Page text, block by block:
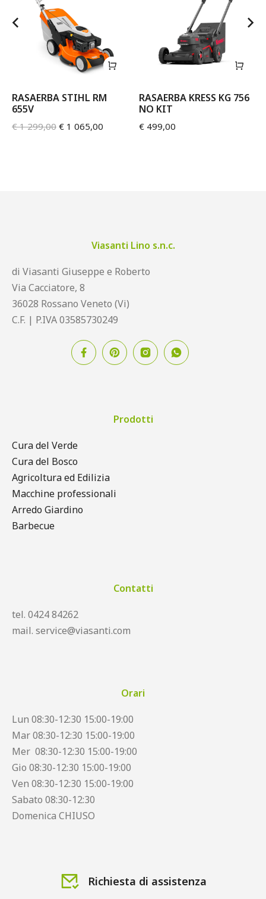
RASAERBA STIHL RM
655V
€1 299,00 € 1 065,00
RASAERBA KRESS KG 756
NO KIT
€ 499,00
Viasanti Lino s.n.c.
di Viasanti Giuseppe e Roberto
Via Cacciatore, 8
36028 Rossano Veneto (Vi)
C.F. | P.IVA 03585730249
Prodotti
Cura del Verde
Cura del Bosco
Agricoltura ed Edilizia
Macchine professionali
Arredo Giardino
Barbecue
Contatti
tel. 0424 84262
mail. service@viasanti.com
Orari
Lun 08:30-12:30 15:00-19:00
Mar 08:30-12:30 15:00-19:00
Mer 08:30-12:30 15:00-19:00
Gio 08:30-12:30 15:00-19:00
Ven 08:30-12:30 15:00-19:00
Sabato 08:30-12:30
Domenica CHIUSO
Richiesta di assistenza